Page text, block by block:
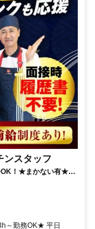
ンスタッフ
OK！★まかない有★短
～勤務OK★ 平日